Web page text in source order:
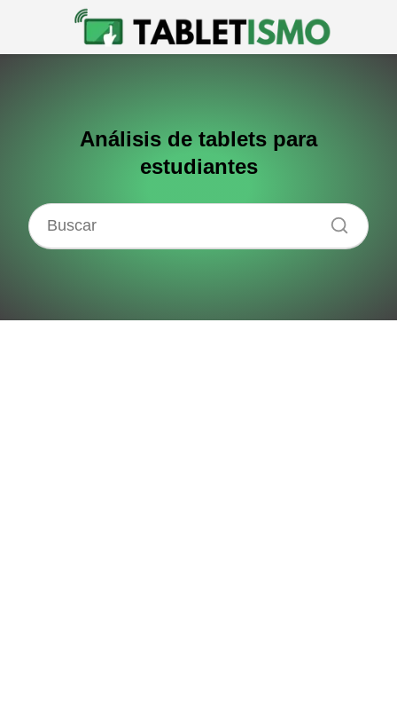
Análisis de tablets para
estudiantes